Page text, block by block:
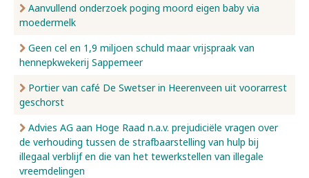
Aanvullend onderzoek poging moord eigen baby via
moedermelk
Geen cel en 1,9 miljoen schuld maar vrijspraak van
hennepkwekerij Sappemeer
Portier van café De Swetser in Heerenveen uit voorarrest
geschorst
Advies AG aan Hoge Raad n.a.v. prejudiciële vragen over
de verhouding tussen de strafbaarstelling van hulp bij
illegaal verblijf en die van het tewerkstellen van illegale
vreemdelingen